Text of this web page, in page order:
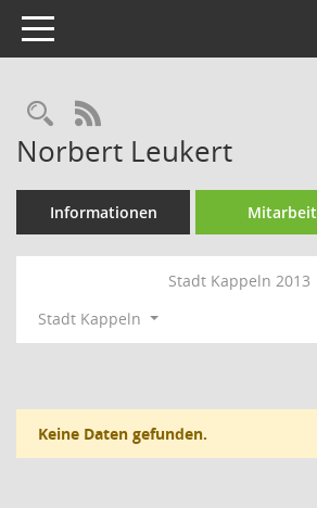
Toggle navigation
Rechercheauswahl
RSS-Feed
Norbert Leukert
Informationen Mitarbeit
Stadt Kappeln 2013
Stadt Kappeln
Keine Daten gefunden.